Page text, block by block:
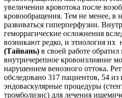
увеличении кровотока после
кровообращения. Тем не менее, в
развиваться гиперперфузии.
геморрагические осложнения
возникают редко, и этиология их
(Тайвань) в своей работе
внутричерепное кровоизлияние
нарушением венозного оттока.
обследовано 317 пациентов, 54
эндоваскулярные процедуры
тромболизис) для лечения